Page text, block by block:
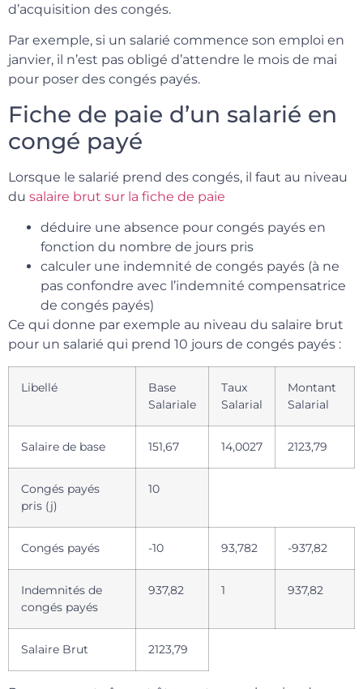
d’acquisition des congés.
Par exemple, si un salarié commence son emploi en
janvier, il n’est pas obligé d’attendre le mois de mai
pour poser des congés payés.
Fiche de paie d’un salarié en
congé payé
Lorsque le salarié prend des congés, il faut au niveau
du salaire brut sur la fiche de paie
déduire une absence pour congés payés en
fonction du nombre de jours pris
calculer une indemnité de congés payés (à ne
pas confondre avec l’indemnité compensatrice
de congés payés)
Ce qui donne par exemple au niveau du salaire brut
pour un salarié qui prend 10 jours de congés payés :
Libellé
Base
Salariale
Taux
Salarial
Montant
Salarial
Salaire de base 151,67 14,0027 2123,79
Congés payés
pris (j)
10
Congés payés -10 93,782 -937,82
Indemnités de
congés payés
937,82 1 937,82
Salaire Brut 2123,79